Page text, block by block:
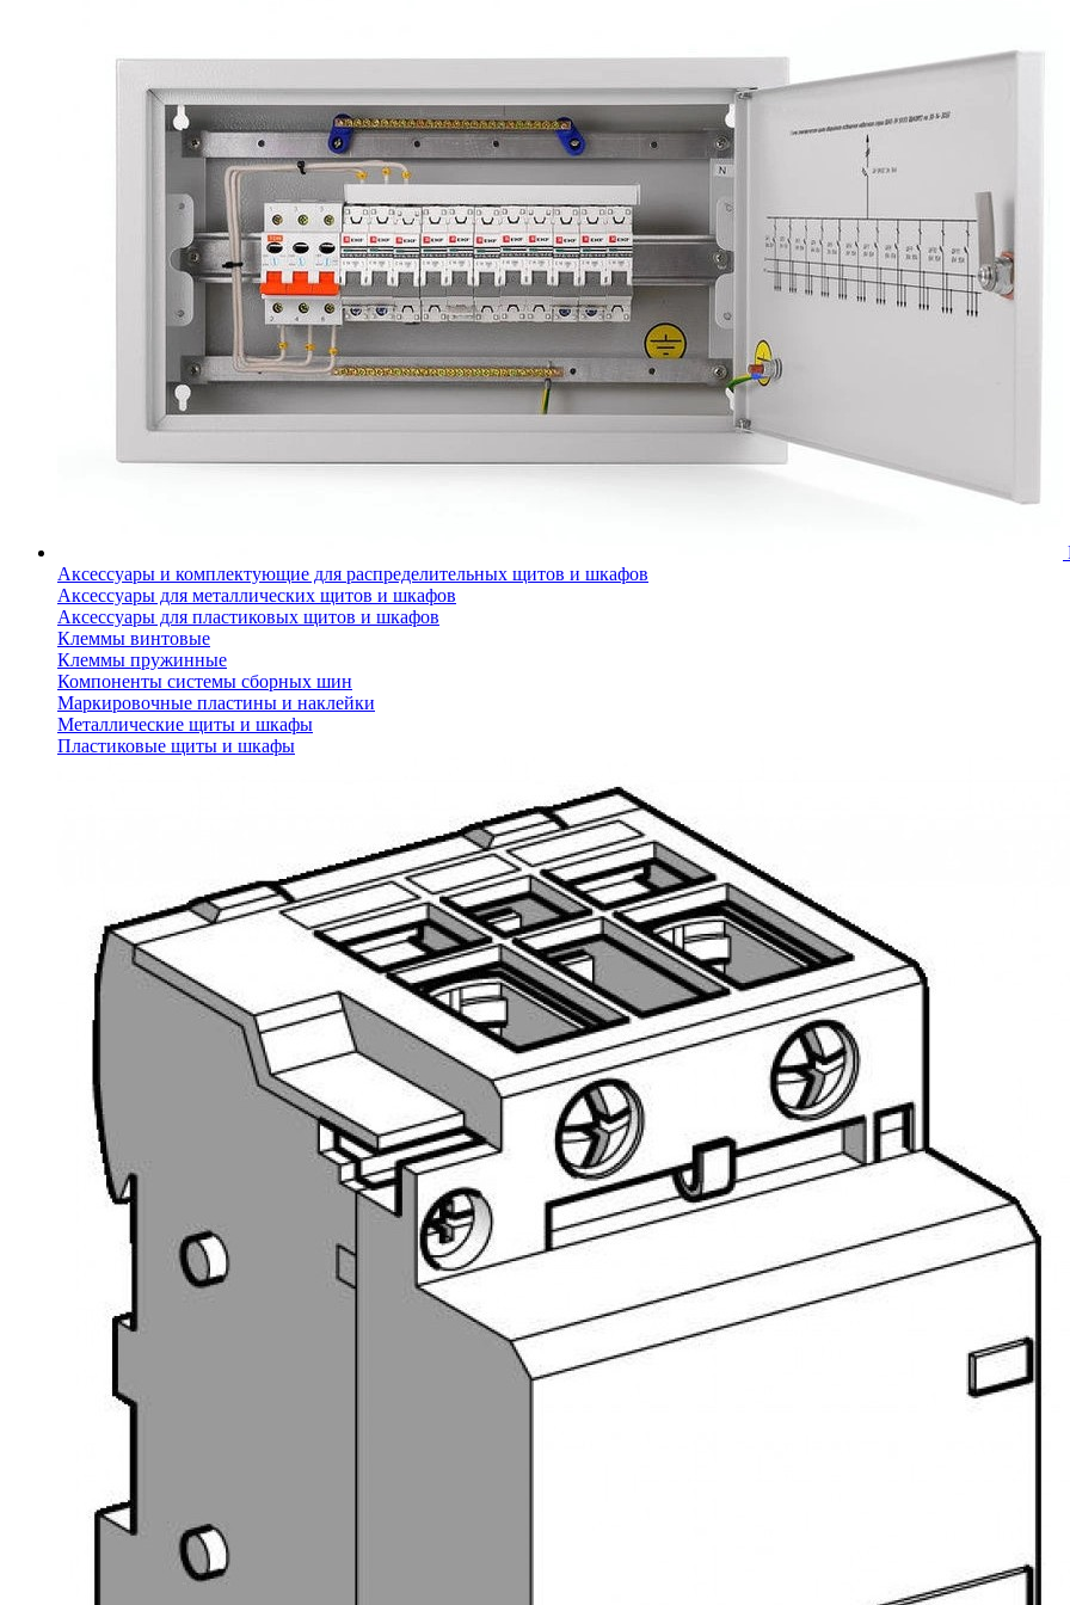
Аксессуары и комплектующие для распределительных щитов и шкафов
Аксессуары для металлических щитов и шкафов
Аксессуары для пластиковых щитов и шкафов
Клеммы винтовые
Клеммы пружинные
Компоненты системы сборных шин
Маркировочные пластины и наклейки
Металлические щиты и шкафы
Пластиковые щиты и шкафы